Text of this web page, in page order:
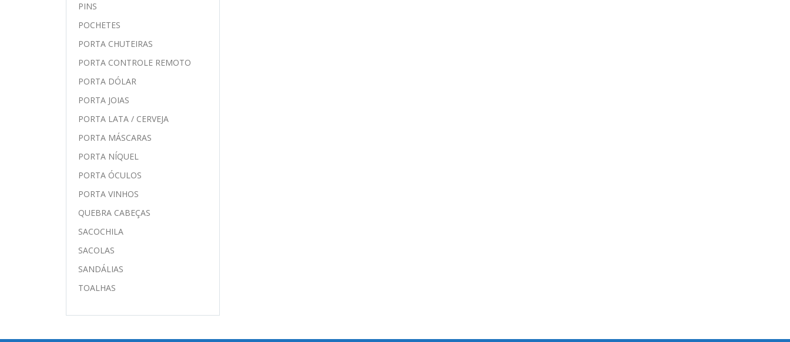
PINS
POCHETES
PORTA CHUTEIRAS
PORTA CONTROLE REMOTO
PORTA DÓLAR
PORTA JOIAS
PORTA LATA / CERVEJA
PORTA MÁSCARAS
PORTA NÍQUEL
PORTA ÓCULOS
PORTA VINHOS
QUEBRA CABEÇAS
SACOCHILA
SACOLAS
SANDÁLIAS
TOALHAS